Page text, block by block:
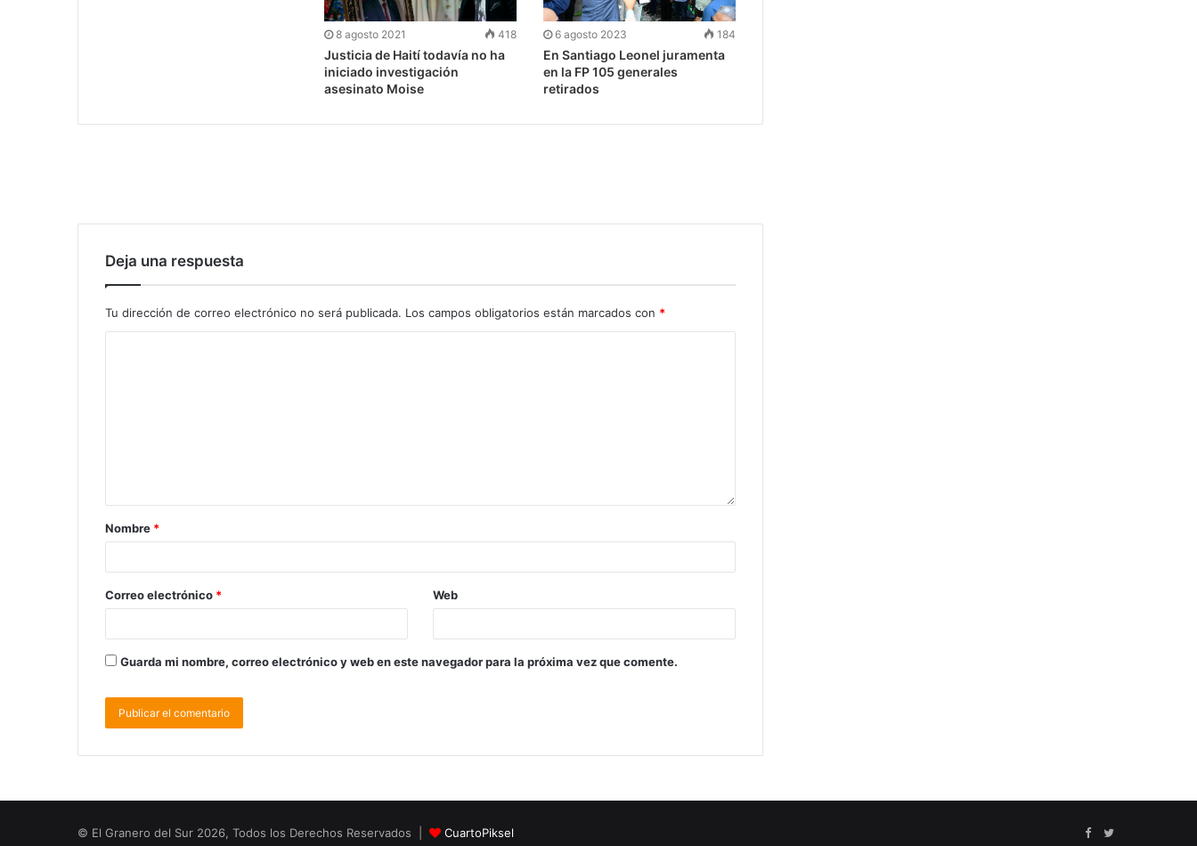
8 agosto 2021 418
Justicia de Haití todavía no ha
iniciado investigación
asesinato Moise
6 agosto 2023 184
En Santiago Leonel juramenta
en la FP 105 generales
retirados
Deja una respuesta
Tu dirección de correo electrónico no será publicada. Los campos obligatorios están marcados con *
Nombre *
Correo electrónico * Web
Guarda mi nombre, correo electrónico y web en este navegador para la próxima vez que comente.
© El Granero del Sur 2026, Todos los Derechos Reservados | CuartoPiksel